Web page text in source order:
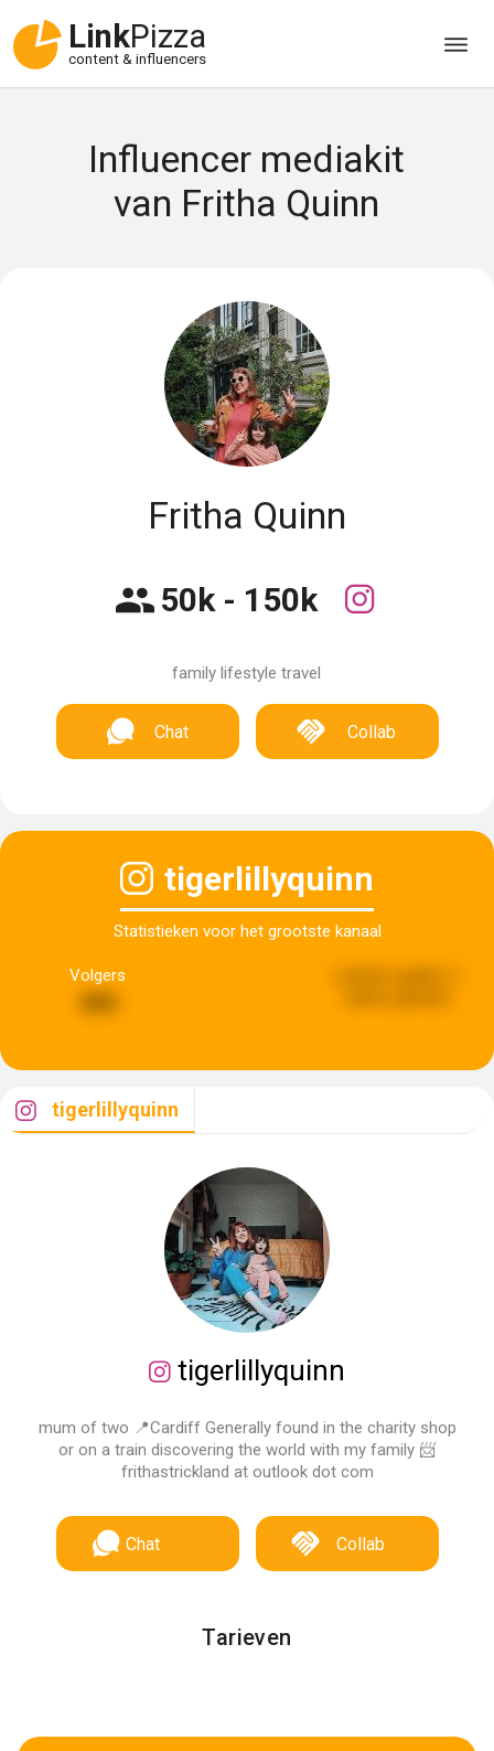
LinkPizza
content & influencers
Influencer mediakit
van Fritha Quinn
Fritha Quinn
50k - 150k
family lifestyle travel
Chat Collab
tigerlillyquinn
Statistieken voor het grootste kanaal
Volgers
tigerlillyquinn
tigerlillyquinn
mum of two 📍Cardiff Generally found in the charity shop
or on a train discovering the world with my family 📨
frithastrickland at outlook dot com
Chat Collab
Tarieven